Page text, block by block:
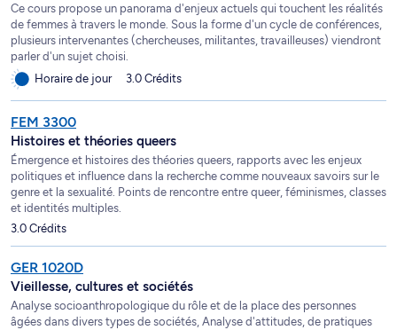
Ce cours propose un panorama d'enjeux actuels qui touchent les réalités
de femmes à travers le monde. Sous la forme d'un cycle de conférences,
plusieurs intervenantes (chercheuses, militantes, travailleuses) viendront
parler d'un sujet choisi.
Horaire de jour
3.0 Crédits
FEM 3300
Histoires et théories queers
Émergence et histoires des théories queers, rapports avec les enjeux
politiques et influence dans la recherche comme nouveaux savoirs sur le
genre et la sexualité. Points de rencontre entre queer, féminismes, classes
et identités multiples.
3.0 Crédits
GER 1020D
Vieillesse, cultures et sociétés
Analyse socioanthropologique du rôle et de la place des personnes
âgées dans divers types de sociétés, Analyse d'attitudes, de pratiques